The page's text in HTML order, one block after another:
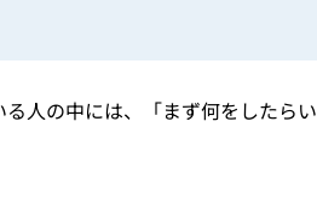
人の中には、「まず何をしたらい